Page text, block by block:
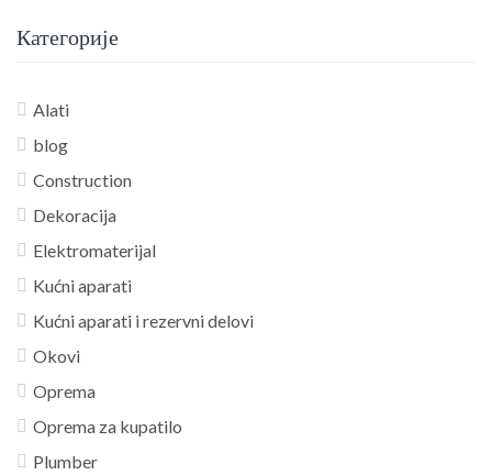
Категорије
Alati
blog
Construction
Dekoracija
Elektromaterijal
Kućni aparati
Kućni aparati i rezervni delovi
Okovi
Oprema
Oprema za kupatilo
Plumber